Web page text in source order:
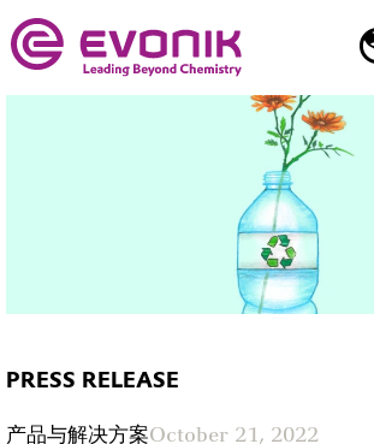
PRESS RELEASE
产品与解决方案October 21, 2022